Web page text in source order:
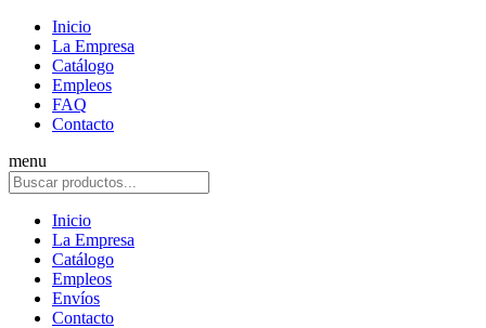
Inicio
La Empresa
Catálogo
Empleos
FAQ
Contacto
menu
Inicio
La Empresa
Catálogo
Empleos
Envíos
Contacto